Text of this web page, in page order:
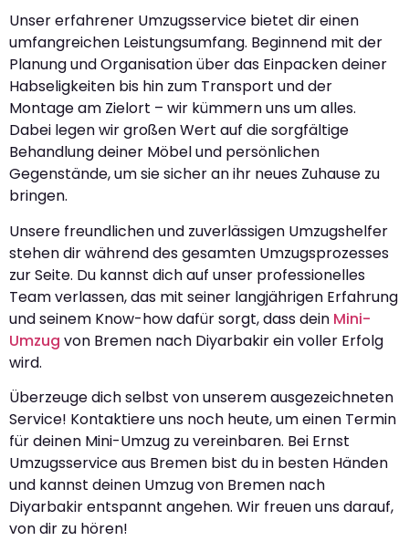
Unser erfahrener Umzugsservice bietet dir einen
umfangreichen Leistungsumfang. Beginnend mit der
Planung und Organisation über das Einpacken deiner
Habseligkeiten bis hin zum Transport und der
Montage am Zielort – wir kümmern uns um alles.
Dabei legen wir großen Wert auf die sorgfältige
Behandlung deiner Möbel und persönlichen
Gegenstände, um sie sicher an ihr neues Zuhause zu
bringen.
Unsere freundlichen und zuverlässigen Umzugshelfer
stehen dir während des gesamten Umzugsprozesses
zur Seite. Du kannst dich auf unser professionelles
Team verlassen, das mit seiner langjährigen Erfahrung
und seinem Know-how dafür sorgt, dass dein Mini-
Umzug von Bremen nach Diyarbakir ein voller Erfolg
wird.
Überzeuge dich selbst von unserem ausgezeichneten
Service! Kontaktiere uns noch heute, um einen Termin
für deinen Mini-Umzug zu vereinbaren. Bei Ernst
Umzugsservice aus Bremen bist du in besten Händen
und kannst deinen Umzug von Bremen nach
Diyarbakir entspannt angehen. Wir freuen uns darauf,
von dir zu hören!